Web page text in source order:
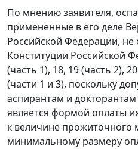
По мнению заявителя,
примененные в его деле
Российской Федерации, не
Конституции Российской
(часть 1), 18, 19 (часть 2),
(части 1 и 3), поскольку
аспирантам и
является формой оплаты
к величине прожиточного
минимальному размеру